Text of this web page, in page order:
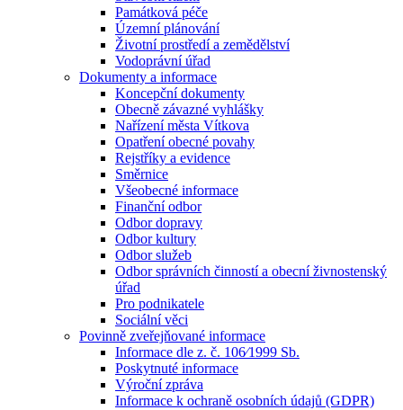
Památková péče
Územní plánování
Životní prostředí a zemědělství
Vodoprávní úřad
Dokumenty a informace
Koncepční dokumenty
Obecně závazné vyhlášky
Nařízení města Vítkova
Opatření obecné povahy
Rejstříky a evidence
Směrnice
Všeobecné informace
Finanční odbor
Odbor dopravy
Odbor kultury
Odbor služeb
Odbor správních činností a obecní živnostenský
úřad
Pro podnikatele
Sociální věci
Povinně zveřejňované informace
Informace dle z. č. 106⁄1999 Sb.
Poskytnuté informace
Výroční zpráva
Informace k ochraně osobních údajů (GDPR)